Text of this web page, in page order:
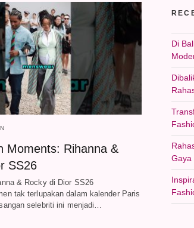
Moments: Rihanna &
SS26
& Rocky di Dior SS26
tak terlupakan dalam kalender Paris
selebriti ini menjadi…
Di
Gaya